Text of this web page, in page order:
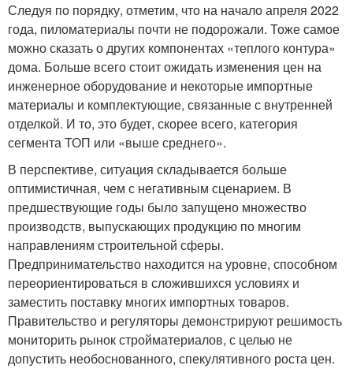
Следуя по порядку, отметим, что на начало апреля 2022
года, пиломатериалы почти не подорожали. Тоже самое
можно сказать о других компонентах «теплого контура»
дома. Больше всего стоит ожидать изменения цен на
инженерное оборудование и некоторые импортные
материалы и комплектующие, связанные с внутренней
отделкой. И то, это будет, скорее всего, категория
сегмента ТОП или «выше среднего».
В перспективе, ситуация складывается больше
оптимистичная, чем с негативным сценарием. В
предшествующие годы было запущено множество
производств, выпускающих продукцию по многим
направлениям строительной сферы.
Предпринимательство находится на уровне, способном
переориентироваться в сложившихся условиях и
заместить поставку многих импортных товаров.
Правительство и регуляторы демонстрируют решимость
мониторить рынок стройматериалов, с целью не
допустить необоснованного, спекулятивного роста цен.